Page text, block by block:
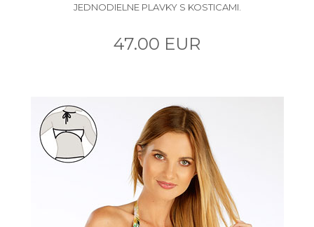
JEDNODIELNE PLAVKY S KOSTICAMI.
47.00 EUR